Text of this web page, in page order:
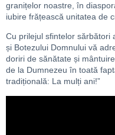
granițelor noastre, în
iubire frățească unitatea de
Cu prilejul sfintelor sărbători
și Botezului Domnului vă
doriri de sănătate și
de la Dumnezeu în toată
tradițională: La mulți ani!”